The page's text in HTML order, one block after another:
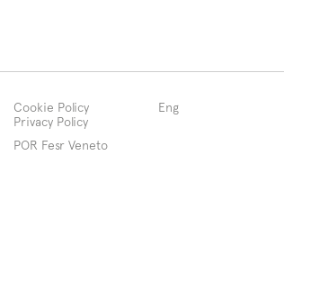
Cookie Policy
Privacy Policy
POR Fesr Veneto
Eng